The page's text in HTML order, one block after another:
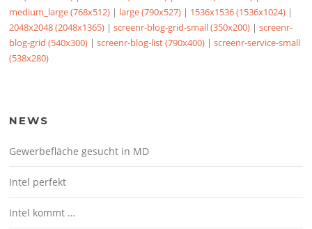
medium_large (768x512) | large (790x527) | 1536x1536 (1536x1024) |
2048x2048 (2048x1365) |screenr-blog-grid-small (350x200) |screenr-
blog-grid (540x300) |screenr-blog-list (790x400) |screenr-service-small
(538x280)
NEWS
Gewerbefläche gesucht in MD
Intel perfekt
Intel kommt …